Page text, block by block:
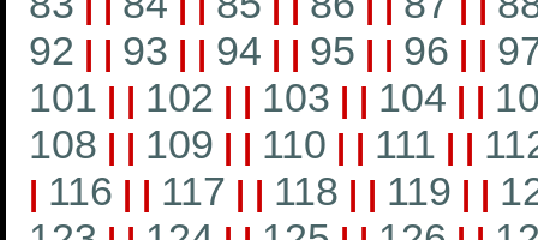
92 | | 93 | | 94 | | 95 | | 96 | |
101 | | 102 | | 103 | | 104 | |
108 | | 109 | | 110 | | 111 | |
| 116 | | 117 | | 118 | | 119 | |